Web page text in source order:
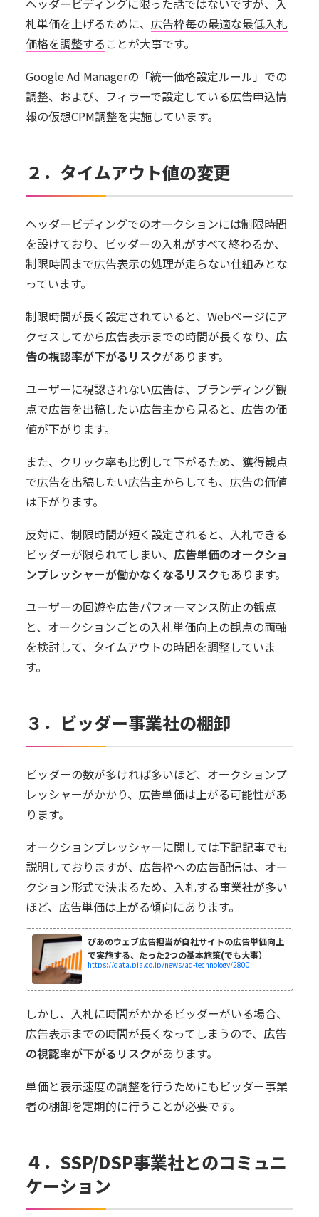
札単価を上げるために、 広告枠毎の最適な最低入札
価格を調整する ことが大事です。
Google Ad Managerの「統一価格設定ルール 」での
調整、および、フィラーで設定している広告申込情
報の仮想CPM調整を実施しています。
２．タイムアウト値の変更
ヘッダービディングでのオークションには制限時間
を設けており、ビッダーの入札がすべて終わるか、
制限時間まで広告表示の処理が走らない仕組みとな
っています。
制限時間が長く設定されていると、Webページにア
クセスしてから広告表示までの時間が長くなり、 広
告の視認率が下がるリスクがあります。
ユーザーに視認されない広告は、ブランディング観
点で広告を出稿したい広告主から見ると、広告の価
値が下がります。
また、クリック率も比例して下がるため、獲得観点
で広告を出稿したい広告主からしても、広告の価値
は下がります。
反対に、制限時間が短く設定されると、入札できる
ビッダーが限られてしまい、 広告単価のオークショ
ンプレッシャーが働かなくなるリスクもあります。
ユーザーの回遊や広告パフォーマンス防止の観点
と、オークションごとの入札単価向上の観点の両軸
を検討して、タイムアウトの時間を調整していま
す。
３．ビッダー事業社の棚卸
ビッダーの数が多ければ多いほど、オークションプ
レッシャーがかかり、広告単価は上がる可能性があ
ります。
オークションプレッシャーに関しては下記記事でも
説明しておりますが、広告枠への広告配信は、オー
クション形式で決まるため、入札する事業社が多い
ほど、広告単価は上がる傾向にあります。
ぴあのウェブ広告担当が自社サイトの広告単価向上
で実施する、たった2つの基本施策(でも大事）
https://data.pia.co.jp/news/ad-technology/2800
しかし、入札に時間がかかるビッダーがいる場合、
広告表示までの時間が長くなってしまうので、 広告
の視認率が下がるリスクがあります。
単価と表示速度の調整を行うためにもビッダー事業
者の棚卸を定期的に行うことが必要です。
４．SSP/DSP事業社とのコミュニ
ケーション